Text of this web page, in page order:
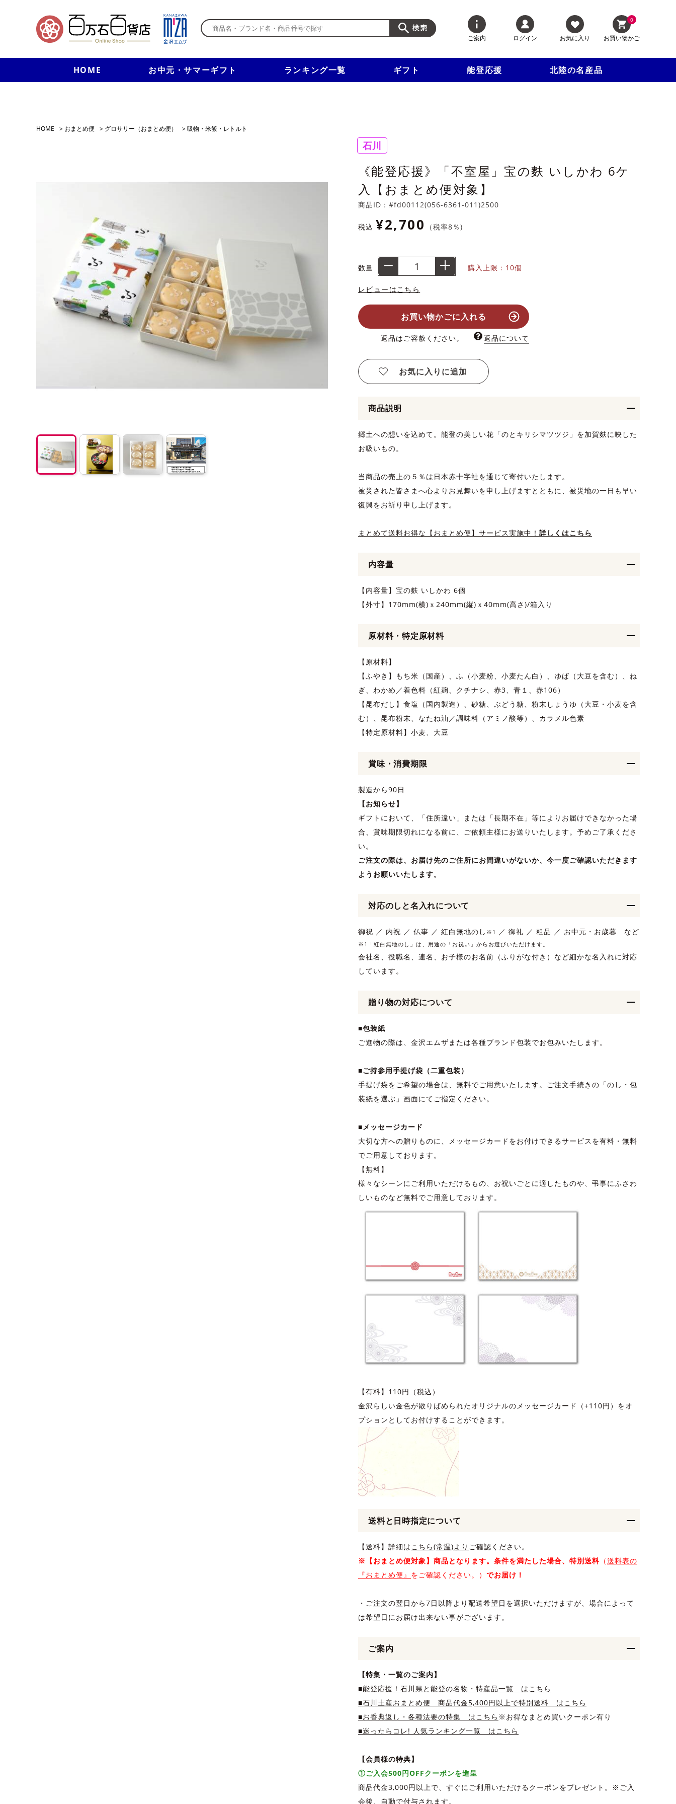
ご案内 ログイン お気に入り
0
お買い物かご
HOME お中元・サマーギフト ランキング一覧 ギフト 能登応援 北陸の名産品
新規入会で3千円以上で使える500円クーポンを進呈！
HOME > おまとめ便 > グロサリー（おまとめ便） >吸物・米飯・レトルト
石川
《能登応援》「不室屋」宝の麩 いしかわ 6ケ
入【おまとめ便対象】
商品ID： #fd00112(056-6361-011)2500
税込 ¥2,700 （税率8％)
数量 購入上限：10個
レビューはこちら
お買い物かごに入れる
返品はご容赦ください。 返品について
お気に入りに追加
商品説明
郷土への想いを込めて。能登の美しい花「のとキリシマツツジ」を加賀麩に映した
お吸いもの。
当商品の売上の５％は日本赤十字社を通じて寄付いたします。
被災された皆さまへ心よりお見舞いを申し上げますとともに、被災地の一日も早い
復興をお祈り申し上げます。
まとめて送料お得な【おまとめ便】サービス実施中！ 詳しくはこちら
内容量
【内容量】宝の麩 いしかわ 6個
【外寸】170mm(横)ｘ240mm(縦)ｘ40mm(高さ)/箱入り
原材料・特定原材料
【原材料】
【ふやき】もち米（国産）、ふ（小麦粉、小麦たん白）、ゆば（大豆を含む）、ね
ぎ、わかめ／着色料（紅麹、クチナシ、赤3、青１、赤106）
【昆布だし】食塩（国内製造）、砂糖、ぶどう糖、粉末しょうゆ（大豆・小麦を含
む）、昆布粉末、なたね油／調味料（アミノ酸等）、カラメル色素
【特定原材料】小麦、大豆
賞味・消費期限
製造から90日
【お知らせ】
ギフトにおいて、「住所違い」または「長期不在」等によりお届けできなかった場
合、賞味期限切れになる前に、ご依頼主様にお送りいたします。予めご了承くださ
い。
ご注文の際は、お届け先のご住所にお間違いがないか、今一度ご確認いただきます
ようお願いいたします。
対応のしと名入れについて
御祝 ／ 内祝 ／ 仏事 ／ 紅白無地のし ※1 ／ 御礼 ／ 粗品 ／ お中元・お歳暮 など
※1「紅白無地のし」は、用途の「お祝い」からお選びいただけます。
会社名、役職名、連名、お子様のお名前（ふりがな付き）など細かな名入れに対応
しています。
贈り物の対応について
■包装紙
ご進物の際は、金沢エムザまたは各種ブランド包装でお包みいたします。
■ご持参用手提げ袋（二重包装）
手提げ袋をご希望の場合は、無料でご用意いたします。ご注文手続きの「のし・包
装紙を選ぶ」画面にてご指定ください。
■メッセージカード
大切な方への贈りものに、メッセージカードをお付けできるサービスを有料・無料
でご用意しております。
【無料】
様々なシーンにご利用いただけるもの、お祝いごとに適したものや、弔事にふさわ
しいものなど無料でご用意しております。
【有料】110円（税込）
金沢らしい金色が散りばめられたオリジナルのメッセージカード（+110円）をオ
プションとしてお付けすることができます。
送料と日時指定について
【送料】詳細はこちら(常温)より ご確認ください。
※【おまとめ便対象】商品となります。条件を満たした場合、特別送料 （送料表の
『おまとめ便』 をご確認ください。） でお届け！
・ご注文の翌日から7日以降より配送希望日を選択いただけますが、場合によって
は希望日にお届け出来ない事がございます。
ご案内
【特集・一覧のご案内】
■能登応援！石川県と能登の名物・特産品一覧 はこちら
■石川土産おまとめ便 商品代金5,400円以上で特別送料 はこちら
■お香典返し・各種法要の特集 はこちら ※お得なまとめ買いクーポン有り
■迷ったらコレ! 人気ランキング一覧 はこちら
【会員様の特典】
①ご入会500円OFFクーポンを進呈
商品代金3,000円以上で、すぐにご利用いただけるクーポンをプレゼント。※ご入
会後、自動で付与されます。